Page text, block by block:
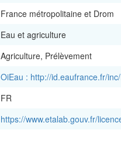
France métropolitaine et Drom
Eau et agriculture
Agriculture, Prélèvement
OiEau : http://id.eaufrance.fr/
FR
https://www.etalab.gouv.fr/